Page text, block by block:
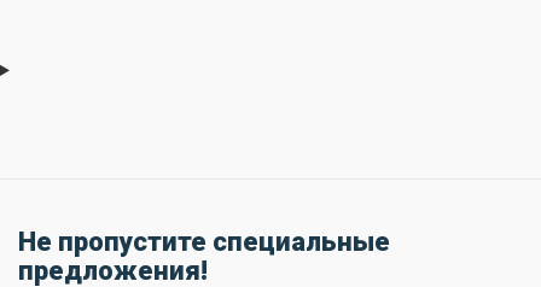
Не пропустите специальные
предложения!